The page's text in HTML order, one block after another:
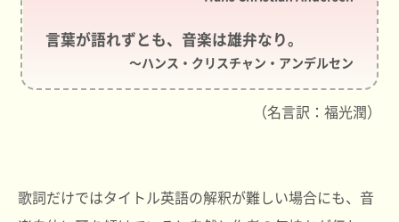
言葉が語れずとも、音楽は雄弁なり。
～ハンス・クリスチャン・アンデルセン
（名言訳：福光潤）
歌詞だけではタイトル英語の解釈が難しい場合にも、音